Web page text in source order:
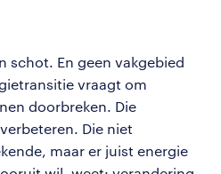
schot. En geen vakgebied
vraagt om
doorbreken. Die
Die niet
maar er juist energie